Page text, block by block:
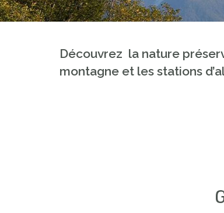
Découvrez la nature
montagne et les stations